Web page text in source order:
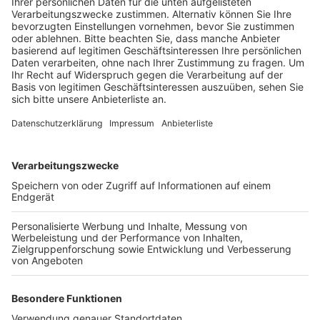
Anzeige
Ab 18:30 Uhr startet dazu eine Veranstaltung auf dem
Marktplatz in Lechenich. Denn gerade zum
Unabhängigkeitstag der Ukraine am 24. August sei es
Um die Solidarität besonders deutlich sichtbar zu
machen, soll auch das historische Rathaus gegen 21
Uhr in den Farben der ukrainischen Flagge angestrahlt
werden. Vorher gibt es auf dem Marktplatz auch
ukrainisches Fingerfood und Gesang und Tänze aus der
Ukraine.